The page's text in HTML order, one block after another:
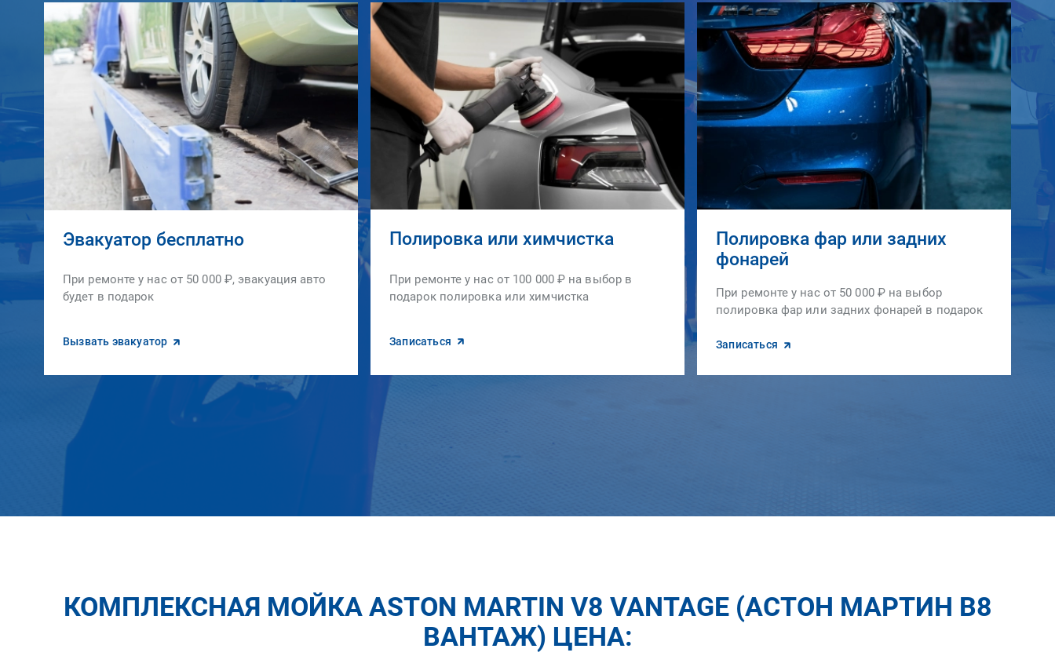
Эвакуатор бесплатно
При ремонте у нас от 50 000 ₽, эвакуация авто
будет в подарок
Вызвать эвакуатор
Полировка или химчистка
При ремонте у нас от 100 000 ₽ на выбор в
подарок полировка или химчистка
Записаться
Полировка фар или задних
фонарей
При ремонте у нас от 50 000 ₽ на выбор
полировка фар или задних фонарей в подарок
Записаться
КОМПЛЕКСНАЯ МОЙКА ASTON MARTIN V8 VANTAGE (АСТОН МАРТИН В8
ВАНТАЖ) ЦЕНА: